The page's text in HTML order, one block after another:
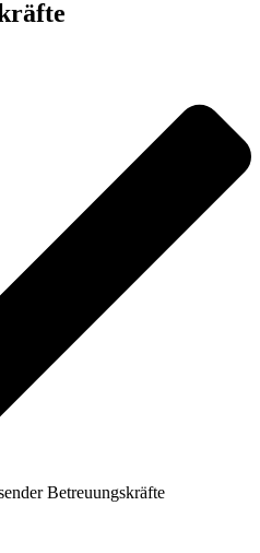
Betreuungskräfte